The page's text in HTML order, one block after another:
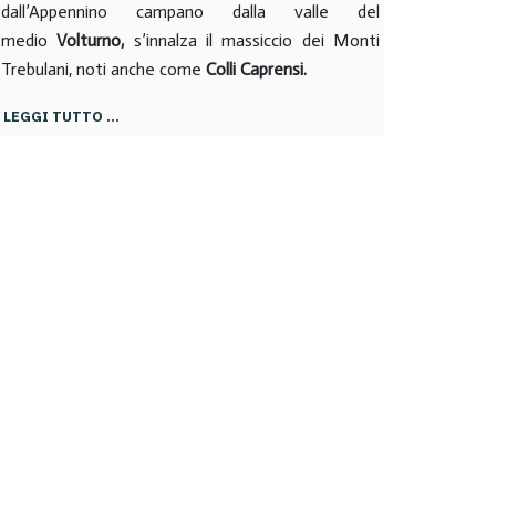
dall’Appennino campano dalla valle del
medioVolturno, s’innalza il massiccio dei Monti
Trebulani, noti anche come Colli Caprensi.
LEGGI TUTTO …